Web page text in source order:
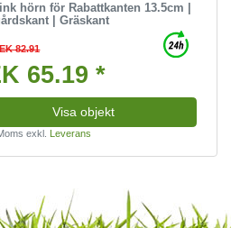
hörn för Rabattkanten 13.5cm |
| Gräskant
82.91
65.19 *
Visa objekt
exkl. Leverans